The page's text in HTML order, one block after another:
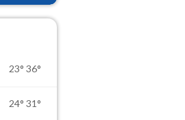
23° 36°
24° 31°